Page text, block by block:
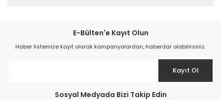
E-Bülten'e Kayıt Olun
Haber listemize kayıt olarak kampanyalardan, haberdar olabilirsiniz.
Kayıt Ol
Sosyal Medyada Bizi Takip Edin